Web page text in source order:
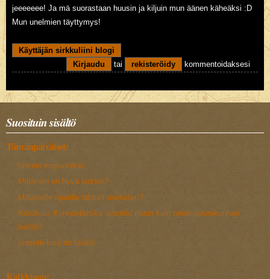
jeeeeeee! Ja mä suorastaan huusin ja kiljuin mun äänen käheäksi :D
Mun unelmien täyttymys!
Käyttäjän sirkkuliini blogi
Kirjaudu
tai rekisteröidy kommentoidaksesi
Suosituin sisältö
Tämänpäiväiset:
Isonen englanniksi
Millainen on hyvä isonen?
Millaiselle riparille lähtisit mieluiten?
Kesäkuu: Kiinnostaisiko isostelu muun kuin oman seurakunnan
leirillä?
Isosetti-kisa on täällä!